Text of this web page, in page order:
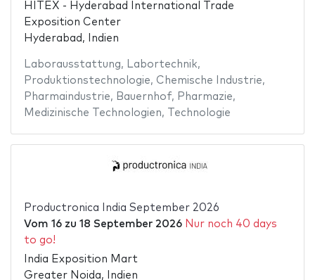
HITEX - Hyderabad International Trade
Exposition Center
Hyderabad, Indien
Laborausstattung, Labortechnik,
Produktionstechnologie, Chemische Industrie,
Pharmaindustrie, Bauernhof, Pharmazie,
Medizinische Technologien, Technologie
Productronica India September 2026
Vom 16zu 18 September 2026 Nur noch 40 days
to go!
India Exposition Mart
Greater Noida, Indien